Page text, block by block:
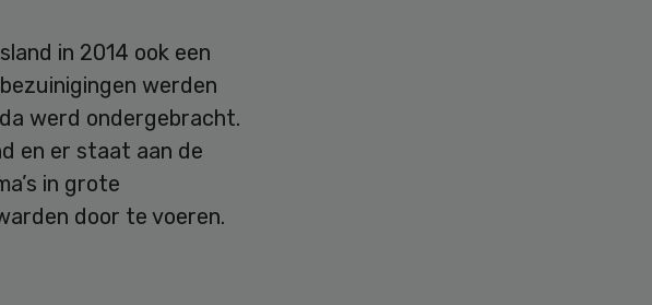
in 2014 ook een
werden
werd ondergebracht.
en er staat aan de
in grote
door te voeren.